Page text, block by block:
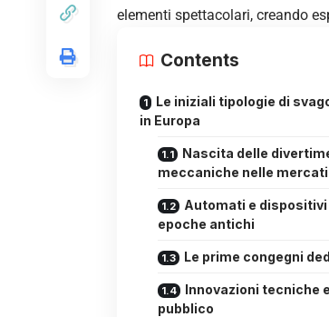
elementi spettacolari, creando
Contents
Le iniziali tipologie di
in Europa
Nascita delle
meccaniche nelle
Automati e
epoche antichi
Le prime congegni
Innovazioni tecniche
pubblico